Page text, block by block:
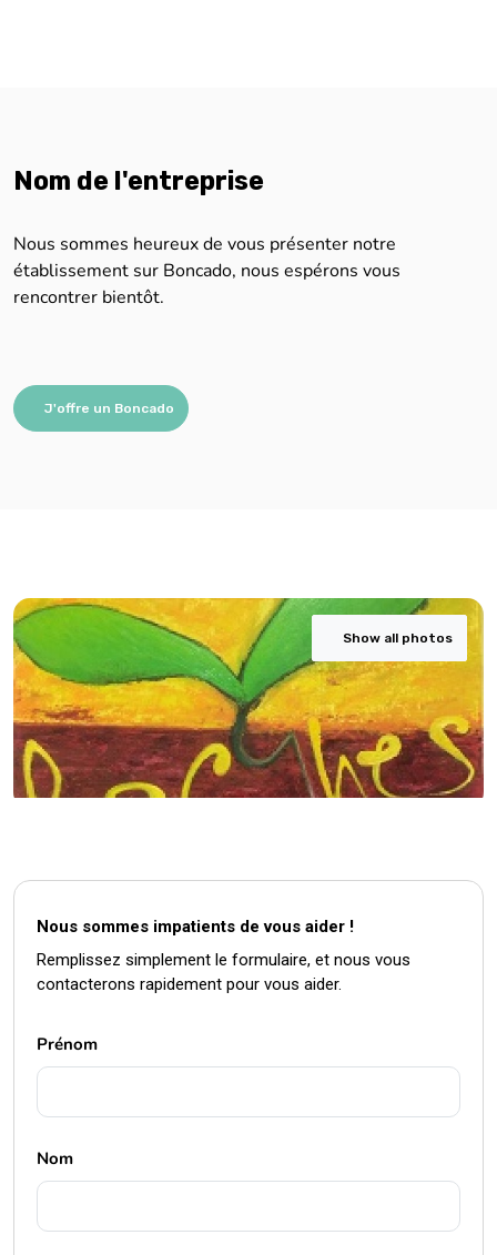
Nom de l'entreprise
Nous sommes heureux de vous présenter notre
établissement sur Boncado, nous espérons vous
rencontrer bientôt.
J'offre un Boncado
Show all photos
Nous sommes impatients de vous aider !
Remplissez simplement le formulaire, et nous vous
contacterons rapidement pour vous aider.
Prénom
Nom